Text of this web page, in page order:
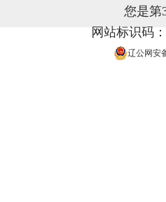
您是第
网站标识码
辽公网安